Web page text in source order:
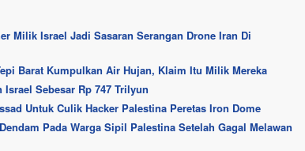
Milik Israel Jadi Sasaran Serangan Drone Iran Di
Barat Kumpulkan Air Hujan, Klaim Itu Milik Mereka
Sebesar Rp 747 Trilyun
Untuk Culik Hacker Palestina Peretas Iron Dome
Pada Warga Sipil Palestina Setelah Gagal Melawan